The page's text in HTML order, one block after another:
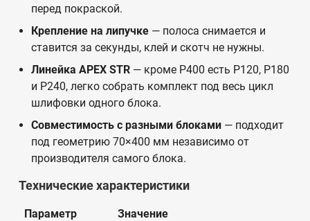
перед покраской.
Крепление на липучке — полоса снимается и
ставится за секунды, клей и скотч не нужны.
Линейка APEX STR — кроме Р400 есть Р120, Р180
и Р240, легко собрать комплект под весь цикл
шлифовки одного блока.
Совместимость с разными блоками — подходит
под геометрию 70×400 мм независимо от
производителя самого блока.
Технические характеристики
Параметр Значение